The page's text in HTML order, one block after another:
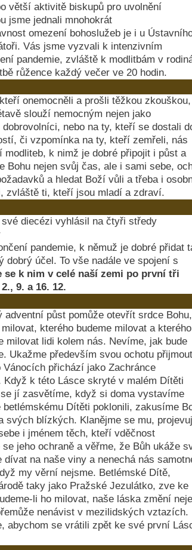
větší aktivitě biskupů pro uvolnění
jsme jednali mnohokrát
omezení bohoslužeb je i u
Vás jsme vyzvali k intenzivním
pandemie, zvláště k modlitbám v
růžence každý večer ve 20 hodin.
onemocněli a prošli těžkou zkouškou,
slouží nemocným nejen jako
nebo na ty, kteří se dostali
či vzpomínka na ty, kteří zemřeli, nás
modliteb, k nimž je dobré připojit i půst a
Bohu nejen svůj čas, ale i sami sebe,
a hledat Boží vůli a třeba i
zvláště ti, kteří jsou mladí a zdraví.
diecézi vyhlásil na čtyři středy
pandemie, k němuž je dobré přidat
dobrý účel. To vše nadále ve spojení s
se k nim v celé naší zemi po první tři
9. a 16. 12.
adventní půst pomůže otevřít srdce Bohu,
kterého budeme milovat a kterého
milovat lidi kolem nás. Nevíme, jak bude
Ukažme především svou ochotu přijmout
Vánocích přichází jako Zachránce
Když k této Lásce skryté v malém Dítěti
jí zasvětíme, když si doma vystavíme
betlémskému Dítěti poklonili, zakusíme
svých blízkých. Klanějme se mu,
i jménem těch, kteří vděčnost
se jeho ochraně a věřme, že Bůh ukáže
dívat na naše viny a nenechá nás
my věrní nejsme. Betlémské Dítě,
taky jako Pražské Jezulátko, zve ke
li ho milovat, naše láska změní
nenávist v mezilidských vztazích.
abychom se vrátili zpět ke své první